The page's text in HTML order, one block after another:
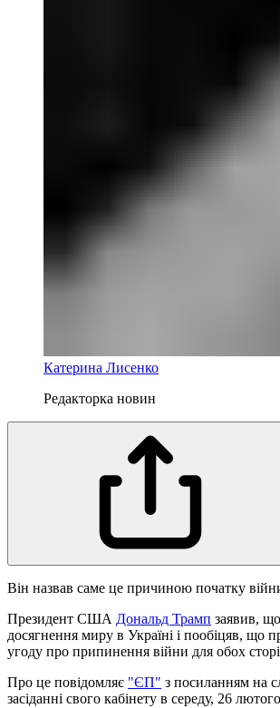
Катерина Лисенко
Редакторка новин
Він назвав саме це причиною початку
Президент США Дональд Трамп заявив,
досягнення миру в Україні і пообіцяв, що
угоду про припинення війни для обох
Про це повідомляє "ЄП" з посиланням на
засіданні свого кабінету в середу, 26 лютого